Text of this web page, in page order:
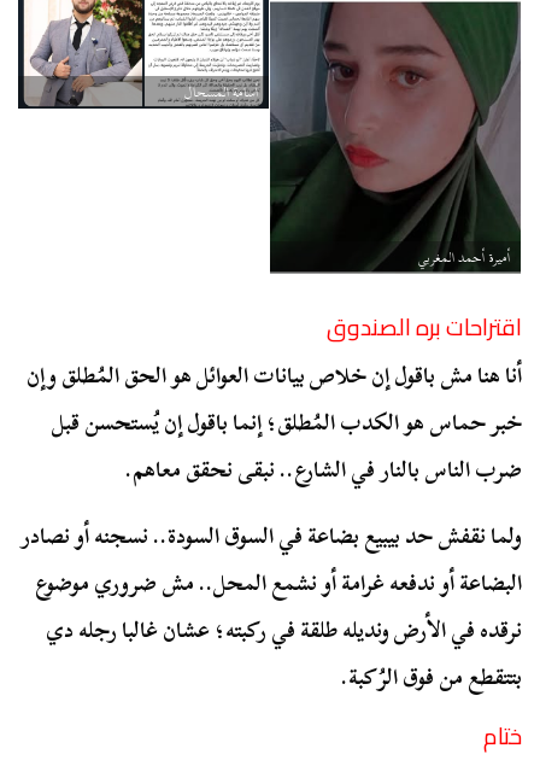
أميرة أحمد المغربي
أسامة المسحال
اقتراحات بره الصندوق
أنا هنا مش باقول إن خلاص بيانات العوائل هو الحق المُطلق وإن
خبر حماس هو الكدب المُطلق؛ إنما باقول إن يُستحسن قبل
ضرب الناس بالنار في الشارع.. نبقى نحقق معاهم.
ولما نقفش حد بيبيع بضاعة في السوق السودة.. نسجنه أو نصادر
البضاعة أو ندفعه غرامة أو نشمع المحل.. مش ضروري موضوع
نرقده في الأرض ونديله طلقة في ركبته؛ عشان غالبا رجله دي
بتتقطع من فوق الرُكبة.
ختام